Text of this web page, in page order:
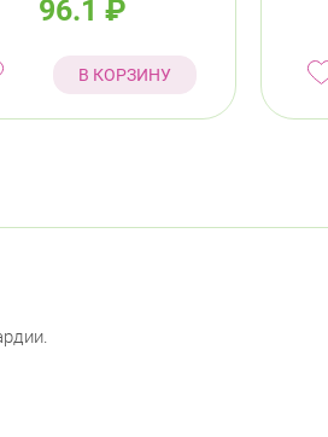
96.1 ₽
В КОРЗИНУ